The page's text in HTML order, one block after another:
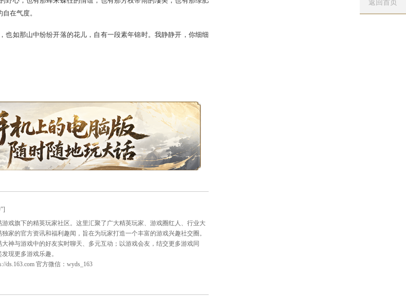
都渐渐隐去了光芒。我开始看到了静默在书卷里那无名的老尼。她生于后蜀长于
宴宾客，瞬息又见宾客散，楼塌了，虽无那从皇天贵胄到南冠楚囚的大起大落，所阅
百种，多有富贵不及牡丹，高逸不似东篱者，在那四季流转里兀自开落，也有那
有那群芳争妍的野心，也有那蜂来蝶往的情谊，也有那芳枝带雨的凄美，也有那绿肥
纷纷开且落”的自在气度。
，寻常事，也如那山中纷纷开落的花儿，自有一段素年锦时。我静静开，你细细
返回首页